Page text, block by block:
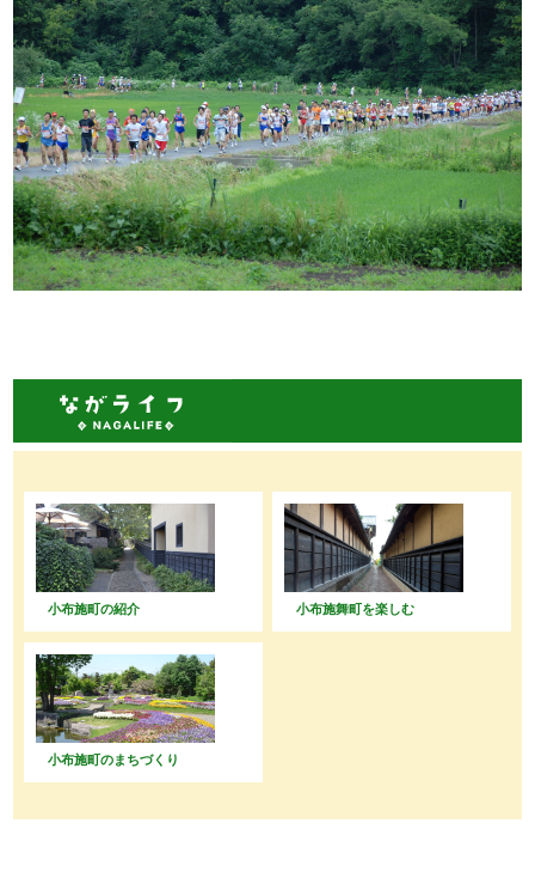
小布施町の紹介 小布施舞町を楽しむ
小布施町のまちづくり